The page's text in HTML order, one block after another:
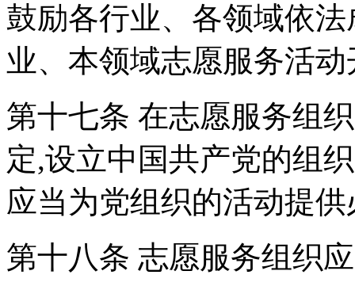
鼓励各行业、各领域依
业、本领域志愿服务活动
第十七条 在志愿服务组
定,设立中国共产党的组
应当为党组织的活动提
第十八条 志愿服务组织